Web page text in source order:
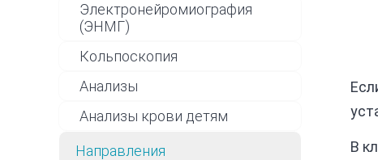
Электронейромиография
(ЭНМГ)
Кольпоскопия
Анализы
Анализы крови детям
Направления
В